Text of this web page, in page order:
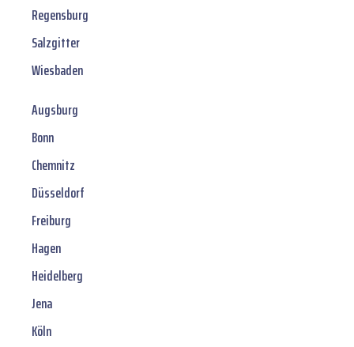
Regensburg
Salzgitter
Wiesbaden
Augsburg
Bonn
Chemnitz
Düsseldorf
Freiburg
Hagen
Heidelberg
Jena
Köln